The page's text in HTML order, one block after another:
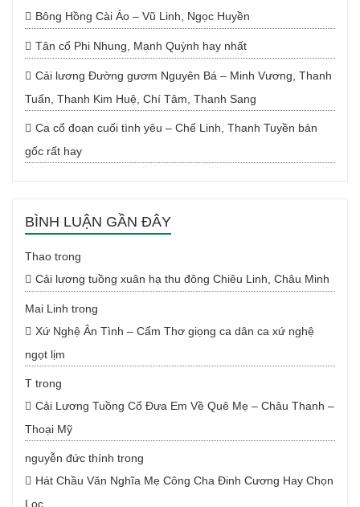
Bông Hồng Cài Áo – Vũ Linh, Ngọc Huyền
Tân cổ Phi Nhung, Mạnh Quỳnh hay nhất
Cải lương Đường gươm Nguyên Bá – Minh Vương, Thanh
Tuấn, Thanh Kim Huệ, Chí Tâm, Thanh Sang
Ca cổ đoạn cuối tình yêu – Chế Linh, Thanh Tuyền bản
gốc rất hay
BÌNH LUẬN GẦN ĐÂY
Thao trong
Cải lương tuồng xuân hạ thu đông Chiêu Linh, Châu Minh
Mai Linh trong
Xứ Nghệ Ân Tình – Cẩm Thơ giọng ca dân ca xứ nghệ
ngọt lịm
T trong
Cải Lương Tuồng Cổ Đưa Em Về Quê Mẹ – Châu Thanh –
Thoại Mỹ
nguyễn đức thính trong
Hát Chầu Văn Nghĩa Mẹ Công Cha Đinh Cương Hay Chọn
Lọc